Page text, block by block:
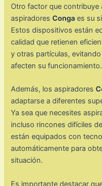
Otro factor que contribuye
aspiradoresConga es su
Estos dispositivos están
calidad que retienen
y otras partículas,
afecten su funcionamiento.
Además, los aspiradores
adaptarse a diferentes
Ya sea que necesites
incluso rincones difíciles
están equipados con
automáticamente para
situación.
Es importante destacar